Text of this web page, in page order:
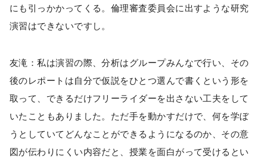
にも引っかかってくる。倫理審査委員会に出すような研究
演習はできないですし。
友滝：私は演習の際、分析はグループみんなで行い、その
後のレポートは自分で仮説をひとつ選んで書くという形を
取って、できるだけフリーライダーを出さない工夫をして
いたこともありました。ただ手を動かすだけで、何を学ぼ
うとしていてどんなことができるようになるのか、その意
図が伝わりにくい内容だと、授業を面白がって受けるとい